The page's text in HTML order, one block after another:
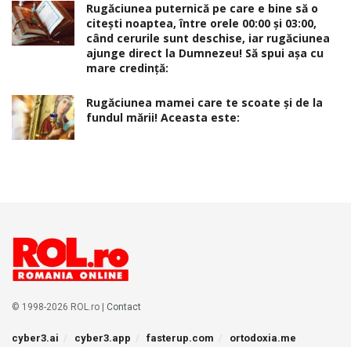
Rugăciunea puternică pe care e bine să o
citești noaptea, între orele 00:00 și 03:00,
când cerurile sunt deschise, iar rugăciunea
ajunge direct la Dumnezeu! Să spui așa cu
mare credință:
Rugăciunea mamei care te scoate şi de la
fundul mării! Aceasta este:
© 1998-2026 ROL.ro | Contact
cyber3.ai cyber3.app fasterup.com ortodoxia.me